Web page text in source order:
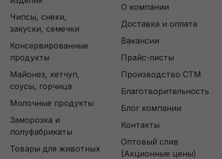
Чипсы, снеки,
закуски, семечки
Консервированные
продукты
Майонез, кетчуп,
соусы, горчица
Молочные продукты
Заморозка и
полуфабрикаты
Товары для животных
О компании
Доставка и оплата
Вакансии
Прайс-листы
Производство СТМ
Благотворительность
Блог компании
Контакты
Оптовый слив
(Акционные цены)